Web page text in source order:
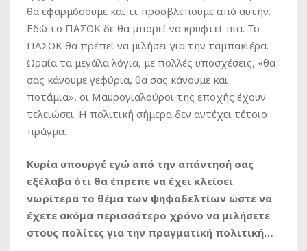
θα εφαρμόσουμε και τι προσβλέπουμε από αυτήν.
Εδώ το ΠΑΣΟΚ δε θα μπορεί να κρυφτεί πια. Το
ΠΑΣΟΚ θα πρέπει να μιλήσει για την ταμπακιέρα.
Ωραία τα μεγάλα λόγια, με πολλές υποσχέσεις, «θα
σας κάνουμε γεφύρια, θα σας κάνουμε και
ποτάμια», οι Μαυρογιαλούροι της εποχής έχουν
τελειώσει. Η πολιτική σήμερα δεν αντέχει τέτοιο
πράγμα.
Κυρία υπουργέ εγώ από την απάντησή σας
εξέλαβα ότι θα έπρεπε να έχει κλείσει
νωρίτερα το θέμα των ψηφοδελτίων ώστε να
έχετε ακόμα περισσότερο χρόνο να μιλήσετε
στους πολίτες για την πραγματική πολιτική…